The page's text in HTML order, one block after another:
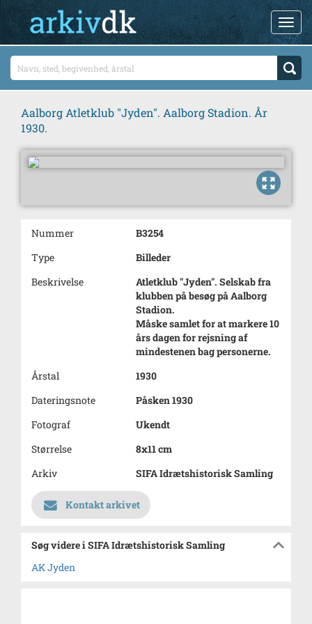
Aalborg Atletklub "Jyden". Aalborg Stadion. År
1930.
Nummer
B3254
Type
Billeder
Beskrivelse
Atletklub "Jyden". Selskab fra
klubben på besøg på Aalborg
Stadion.
Måske samlet for at markere 10
års dagen for rejsning af
mindestenen bag personerne.
Årstal
1930
Dateringsnote
Påsken 1930
Fotograf
Ukendt
Størrelse
8x11 cm
Arkiv
SIFA Idrætshistorisk Samling
Kontakt arkivet
Søg videre i SIFA Idrætshistorisk Samling
AK Jyden